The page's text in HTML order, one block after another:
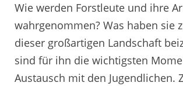
Wie werden Forstleute und ihre
wahrgenommen? Was haben sie
dieser großartigen Landschaft
sind für ihn die wichtigsten
Austausch mit den Jugendlichen.